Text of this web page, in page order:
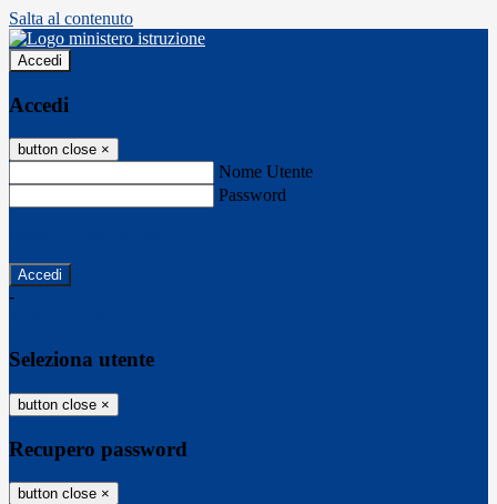
Salta al contenuto
Accedi
Accedi
button close ×
Nome Utente
Password
-
Seleziona utente
button close ×
Recupero password
button close ×